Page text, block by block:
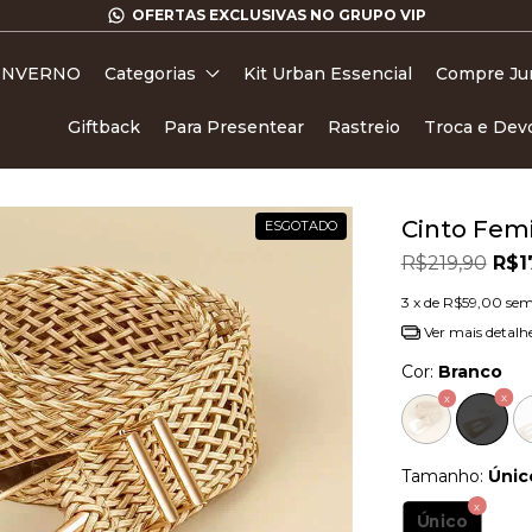
OFERTAS EXCLUSIVAS NO GRUPO VIP
Categorias Kit Urban Essencial Compre
Giftback Para Presentear Rastreio Troca e
ESGOTADO Cinto
R$219,90
3 x de R$59,00
Ver mais
Cor: Branco
Tamanho:
Único